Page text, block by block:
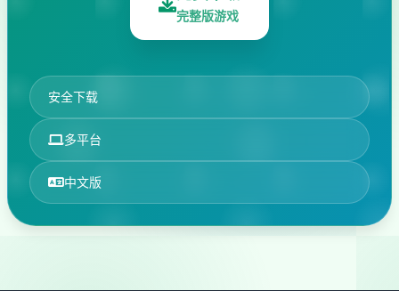
完整版游戏
安全下载
多平台
中文版